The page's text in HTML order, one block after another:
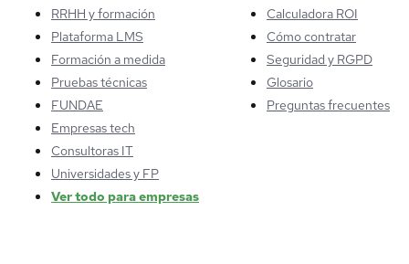
RRHH y formación
Plataforma LMS
Formación a medida
Pruebas técnicas
FUNDAE
Empresas tech
Consultoras IT
Universidades y FP
Ver todo para empresas
Calculadora ROI
Cómo contratar
Seguridad y RGPD
Glosario
Preguntas frecuentes